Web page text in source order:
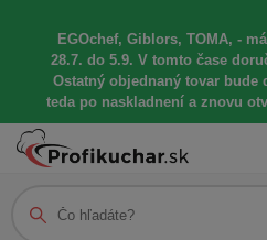
EGOchef, Giblors, TOMA, -
28.7. do 5.9. V tomto čase
Ostatný objednaný tovar bude
teda po naskladnení a znovu